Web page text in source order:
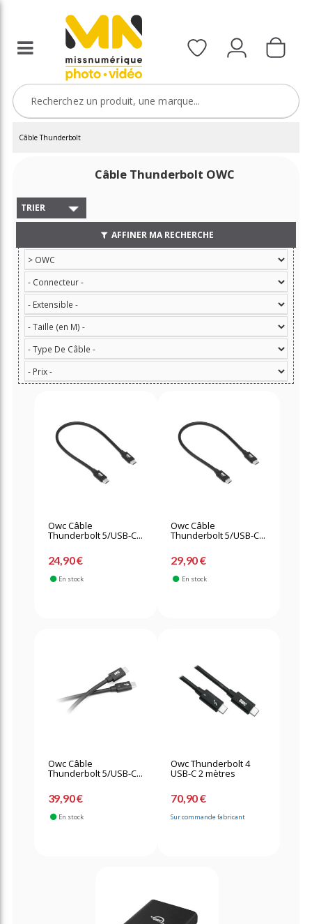
Câble Thunderbolt
Câble Thunderbolt OWC
TRIER
AFFINER MA RECHERCHE
Owc Câble
Thunderbolt 5/USB-C...
24,90 €
En stock
Owc Câble
Thunderbolt 5/USB-C...
29,90 €
En stock
Owc Câble
Thunderbolt 5/USB-C...
39,90 €
En stock
Owc Thunderbolt 4
USB-C 2 mètres
70,90 €
Sur commande fabricant